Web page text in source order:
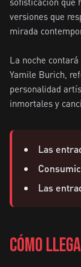
versiones que
mirada
La noche
Yamile Burich,
personalidad
inmortales y
Las
Las
CÓMO